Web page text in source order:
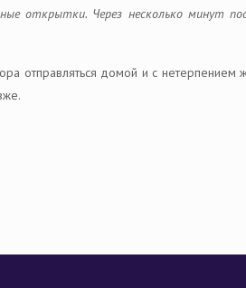
открытки. Через несколько минут
отправляться домой и с